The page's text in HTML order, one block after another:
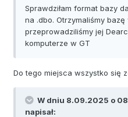
Sprawdziłam format bazy
na .dbo. Otrzymaliśmy
przeprowadziliśmy jej
komputerze w GT
Do tego miejsca wszystko się
W dniu 8.09.2025 o
napisał: